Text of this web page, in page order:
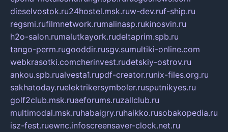
dieselvostok.ru24hostel.msk.ruw-dev.ruf-ship.ru
regsmi.rufilmnetwork.rumalinasp.rukinosvin.ru
h2o-salon.rumalutkayork.rudeltaprim.spb.ru
tango-perm.rugooddir.rusgv.sumultiki-online.com
webkrasotki.comcherinvest.rudetskiy-ostrov.ru
ankou.spb.rualvesta1.rupdf-creator.runix-files.org.ru
sakhatoday.ruelektrikersymboler.rusputnikyes.ru
golf2club.msk.ruaeforums.ruzallclub.ru
multimodal.msk.ruhabaigry.ruhaikko.rusobakopedia.ru
isz-fest.ruewnc.infoscreensaver-clock.net.ru